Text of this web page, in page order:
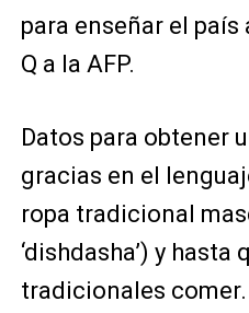
para enseñar el país
Q a la AFP.
Datos para obtener
gracias en el
ropa tradicional
‘dishdasha’) y hasta
tradicionales